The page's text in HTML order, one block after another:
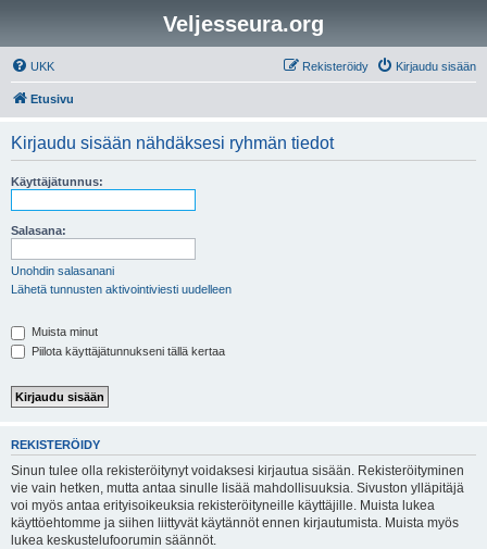
Veljesseura.org
UKK Kirjaudu sisään
Rekisteröidy
Etusivu
Kirjaudu sisään nähdäksesi ryhmän tiedot
Käyttäjätunnus:
Salasana:
Unohdin salasanani
Lähetä tunnusten aktivointiviesti uudelleen
Muista minut
Piilota käyttäjätunnukseni tällä kertaa
REKISTERÖIDY
Sinun tulee olla rekisteröitynyt voidaksesi kirjautua sisään. Rekisteröityminen
vie vain hetken, mutta antaa sinulle lisää mahdollisuuksia. Sivuston ylläpitäjä
voi myös antaa erityisoikeuksia rekisteröityneille käyttäjille. Muista lukea
käyttöehtomme ja siihen liittyvät käytännöt ennen kirjautumista. Muista myös
lukea keskustelufoorumin säännöt.